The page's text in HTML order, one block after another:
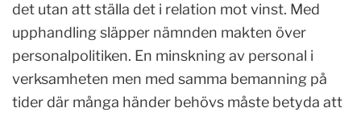
det utan att ställa det i relation mot vinst. Med
upphandling släpper nämnden makten över
personalpolitiken. En minskning av personal i
verksamheten men med samma bemanning på
tider där många händer behövs måste betyda att